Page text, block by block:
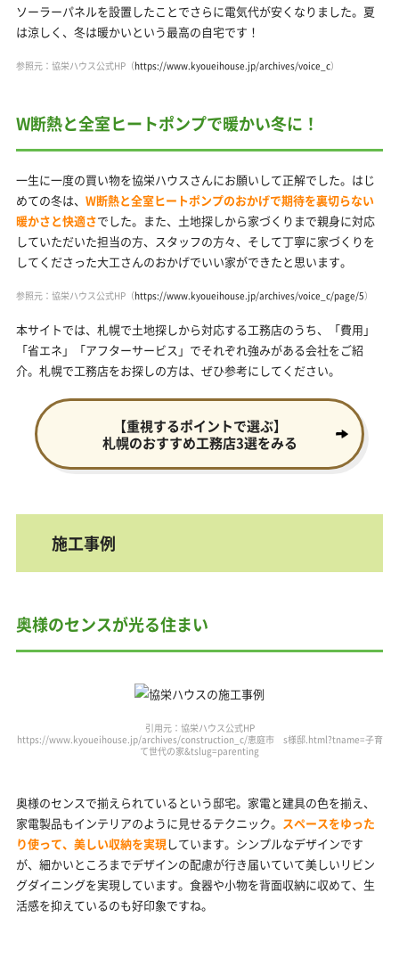
ソーラーパネルを設置したことでさらに電気代が安くなりました。夏
は涼しく、冬は暖かいという最高の自宅です！
参照元：協栄ハウス公式HP（https://www.kyoueihouse.jp/archives/voice_c）
W断熱と全室ヒートポンプで暖かい冬に！
一生に一度の買い物を協栄ハウスさんにお願いして正解でした。はじ
めての冬は、 W断熱と全室ヒートポンプのおかげで期待を裏切らない
暖かさと快適さでした。また、土地探しから家づくりまで親身に対応
していただいた担当の方、スタッフの方々、そして丁寧に家づくりを
してくださった大工さんのおかげでいい家ができたと思います。
参照元：協栄ハウス公式HP（https://www.kyoueihouse.jp/archives/voice_c/page/5）
本サイトでは、札幌で土地探しから対応する工務店のうち、「費用」
「省エネ」「アフターサービス」でそれぞれ強みがある会社をご紹
介。札幌で工務店をお探しの方は、ぜひ参考にしてください。
【重視するポイントで選ぶ】
札幌のおすすめ工務店3選をみる
施工事例
奥様のセンスが光る住まい
引用元：協栄ハウス公式HP
https://www.kyoueihouse.jp/archives/construction_c/恵庭市 s様邸.html?tname=子育
て世代の家&tslug=parenting
奥様のセンスで揃えられているという邸宅。家電と建具の色を揃え、
家電製品もインテリアのように見せるテクニック。 スペースをゆった
り使って、美しい収納を実現 しています。シンプルなデザインです
が、細かいところまでデザインの配慮が行き届いていて美しいリビン
グダイニングを実現しています。食器や小物を背面収納に収めて、生
活感を抑えているのも好印象ですね。